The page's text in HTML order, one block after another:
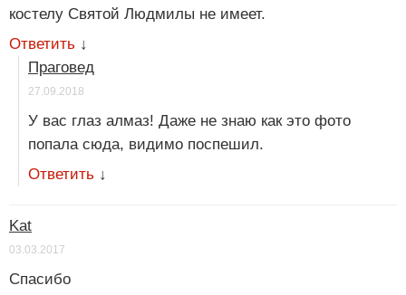
костелу Святой Людмилы не имеет.
Ответить ↓
Праговед
27.09.2018
У вас глаз алмаз! Даже не знаю как это фото
попала сюда, видимо поспешил.
Ответить ↓
Kat
03.03.2017
Спасибо